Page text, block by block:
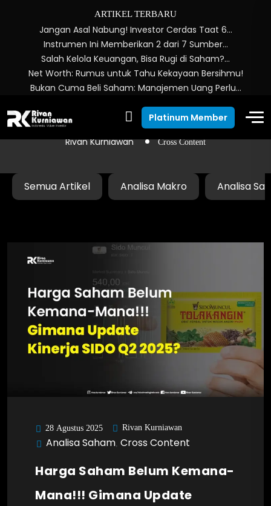
ARTIKEL TERBARU
Jangan Asal Nabung! Investor Cerdas Taat 6…
Instrumen Ini Memberikan 2 dari 7 Sumber…
Salah Kelola Keuangan, Bisa Rugi di Saham?…
Net Worth: Rumus untuk Tahu Kekayaan Bersihmu!
Bukan Cuma Beli Saham: Manajemen Uang Perlu…
Platinum Member
Cross Content
Rivan Kurniawan Cross Content
Semua Artikel Analisa Makro Analisa
28 Agustus 2025 Rivan Kurniawan
Analisa Saham Cross Content
Harga Saham Belum Kemana-
Mana!!! Gimana Update